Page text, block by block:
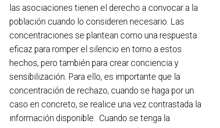
las asociaciones tienen el derecho a convocar a la
población cuando lo consideren necesario. Las
concentraciones se plantean como una respuesta
eficaz para romper el silencio en torno a estos
hechos, pero también para crear conciencia y
sensibilización. Para ello, es importante que la
concentración de rechazo, cuando se haga por un
caso en concreto, se realice una vez contrastada la
información disponible. Cuando se tenga la